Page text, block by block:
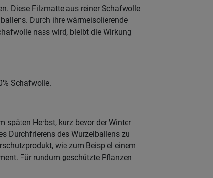
Diese Filzmatte aus reiner Schafwolle
Durch ihre wärmeisolierende
nass wird, bleibt die Wirkung
Schafwolle.
späten Herbst, kurz bevor der Winter
Durchfrierens des Wurzelballens zu
wie zum Beispiel einem
Für rundum geschützte Pflanzen